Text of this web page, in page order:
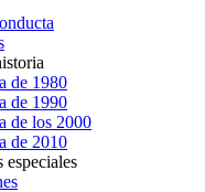
de 1980
de 1990
de los 2000
de 2010
especiales